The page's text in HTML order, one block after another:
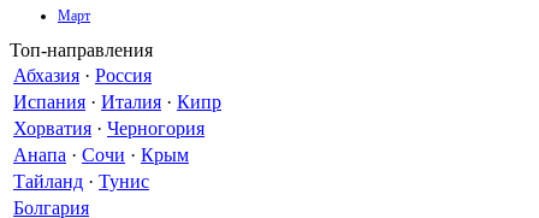
Март
Топ-направления
Абхазия · Россия
Испания · Италия · Кипр
Хорватия · Черногория
Анапа · Сочи · Крым
Тайланд · Тунис
Болгария